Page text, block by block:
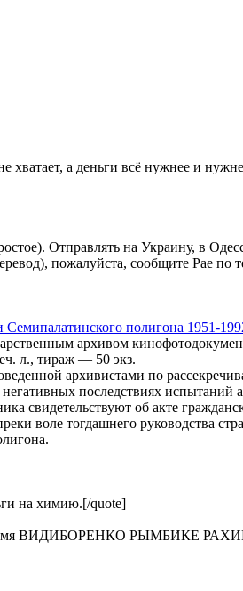
хватает, а деньги всё нужнее и
Отправлять на Украину,
пожалуйста, сообщите Рае по
Семипалатинского полигона 1951-
архивом
л., тираж — 50 экз.
архивистами по
последствиях
свидетельствуют об акте
воле тогдашнего руководства
на химию.[/quote]
на имя ВИДИБОРЕНКО РЫМБИКЕ